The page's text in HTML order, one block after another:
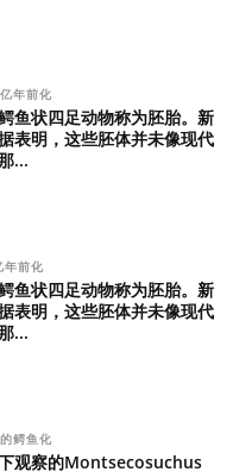
年前化
鱼状四足动物称为胚胎。新
表明，这些胚体并未像现代
...
前化
鱼状四足动物称为胚胎。新
表明，这些胚体并未像现代
...
鳄鱼化
观察的Montsecosuchus